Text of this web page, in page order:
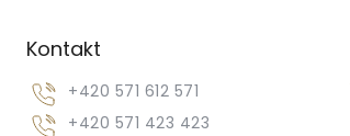
Kontakt
+420 571 612 571
+420 571 423 423